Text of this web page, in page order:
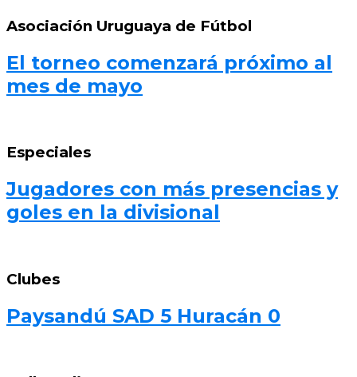
Asociación Uruguaya de Fútbol
El torneo comenzará próximo al
mes de mayo
Especiales
Jugadores con más presencias y
goles en la divisional
Clubes
Paysandú SAD 5 Huracán 0